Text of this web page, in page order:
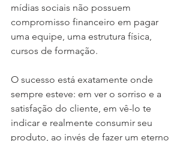
mídias sociais não possuem
compromisso financeiro em pagar
uma equipe, uma estrutura física,
cursos de formação.
O sucesso está exatamente onde
sempre esteve: em ver o sorriso e a
satisfação do cliente, em vê-lo te
indicar e realmente consumir seu
produto, ao invés de fazer um eterno